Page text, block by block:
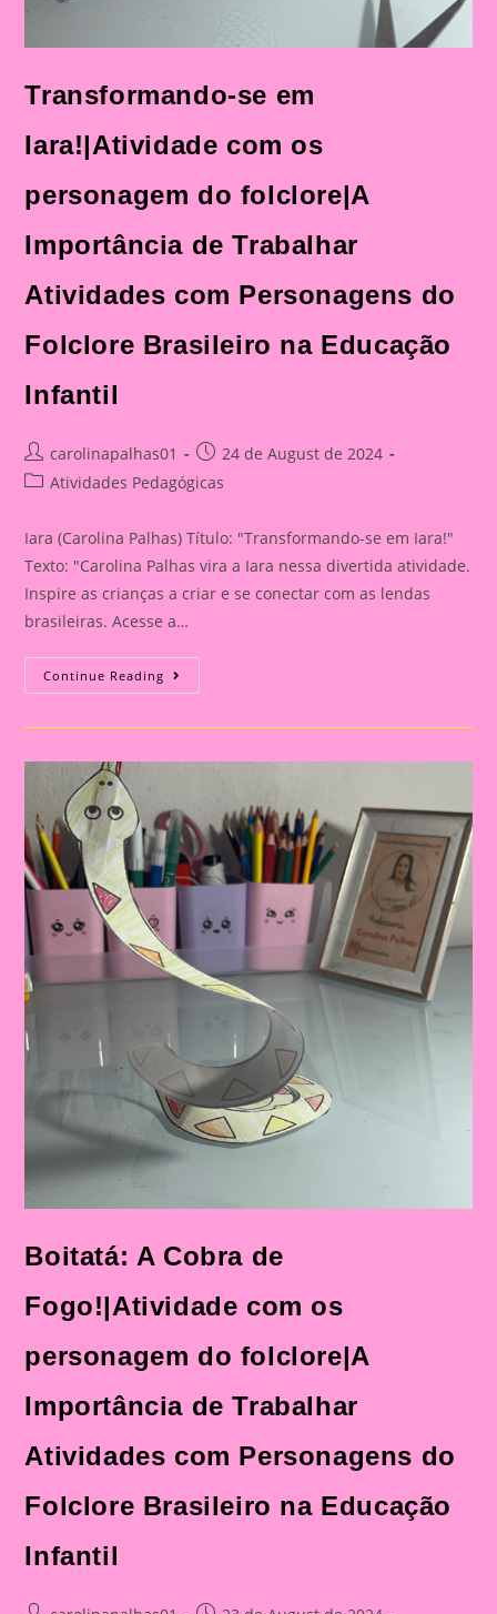
Transformando-se em
Iara!|Atividade com os
personagem do folclore|A
Importância de Trabalhar
Atividades com Personagens do
Folclore Brasileiro na Educação
Infantil
Post
author:
carolinapalhas01
Post
published:
24 de August de 2024
PostAtividades Pedagógicas
Iara (Carolina Palhas) Título: "Transformando-se em Iara!"
Texto: "Carolina Palhas vira a Iara nessa divertida atividade.
Inspire as crianças a criar e se conectar com as lendas
brasileiras. Acesse a…
Continue Reading Transformando-
Se
Personagem
Importância
De
Trabalhar
Atividades
Com
Personagens
Do
Folclore
Brasileiro
Na
Educação
Infantil
Boitatá: A Cobra de
Fogo!|Atividade com os
personagem do folclore|A
Importância de Trabalhar
Atividades com Personagens do
Folclore Brasileiro na Educação
Infantil